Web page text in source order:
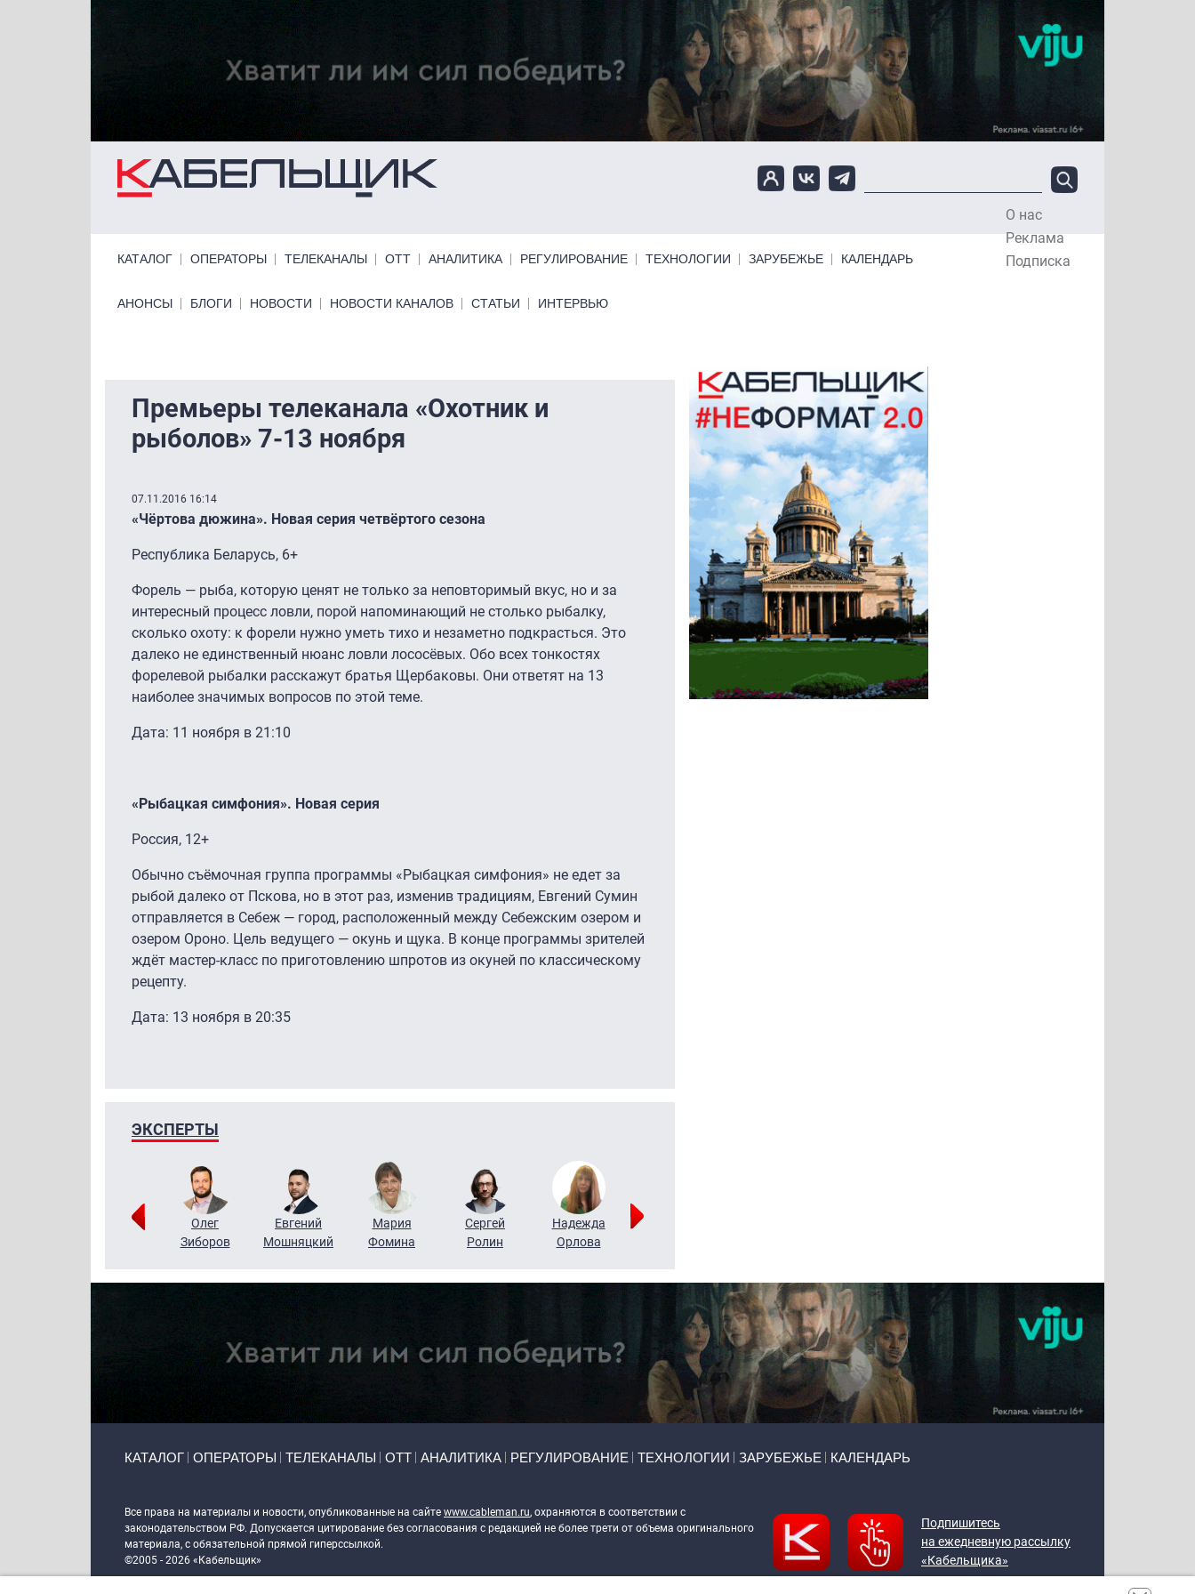
Перейти к основному содержанию
О нас
Реклама
Подписка
КАТАЛОГ ОПЕРАТОРЫ ТЕЛЕКАНАЛЫ ОТТ АНАЛИТИКА РЕГУЛИРОВАНИЕ ТЕХНОЛОГИИ ЗАРУБЕЖЬЕ КАЛЕНДАРЬ
Primary links bottom
АНОНСЫ БЛОГИ НОВОСТИ НОВОСТИ КАНАЛОВ СТАТЬИ ИНТЕРВЬЮ
Премьеры телеканала «Охотник и
рыболов» 7-13 ноября
07.11.2016 16:14
«Чёртова дюжина». Новая серия четвёртого сезона
Республика Беларусь, 6+
Форель — рыба, которую ценят не только за неповторимый вкус, но и за
интересный процесс ловли, порой напоминающий не столько рыбалку,
сколько охоту: к форели нужно уметь тихо и незаметно подкрасться. Это
далеко не единственный нюанс ловли лососёвых. Обо всех тонкостях
форелевой рыбалки расскажут братья Щербаковы. Они ответят на 13
наиболее значимых вопросов по этой теме.
Дата: 11 ноября в 21:10
«Рыбацкая симфония». Новая серия
Россия, 12+
Обычно съёмочная группа программы «Рыбацкая симфония» не едет за
рыбой далеко от Пскова, но в этот раз, изменив традициям, Евгений Сумин
отправляется в Себеж — город, расположенный между Себежским озером и
озером Ороно. Цель ведущего — окунь и щука. В конце программы зрителей
ждёт мастер-класс по приготовлению шпротов из окуней по классическому
рецепту.
Дата: 13 ноября в 20:35
ЭКСПЕРТЫ
Григорий
Олег
Зиборов
Евгений
Мошняцкий
Мария
Фомина
Сергей
Ролин
Надежда
Орлова
КАТАЛОГ ОПЕРАТОРЫ ТЕЛЕКАНАЛЫ ОТТ АНАЛИТИКА РЕГУЛИРОВАНИЕ ТЕХНОЛОГИИ ЗАРУБЕЖЬЕ КАЛЕНДАРЬ
Все права на материалы и новости, опубликованные на сайте www.cableman.ru, охраняются в соответствии с
законодательством РФ. Допускается цитирование без согласования с редакцией не более трети от объема оригинального
материала, с обязательной прямой гиперссылкой.
©2005 - 2026 «Кабельщик»
Подпишитесь
на ежедневную рассылку
«Кабельщика»